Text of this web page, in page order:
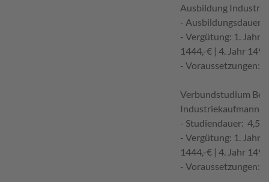
Ausbildung
- Ausbildungsdauer:
- Vergütung: 1. Jahr
1444,-€ | 4. Jahr
- Voraussetzungen:
Verbundstudium
Industriekaufmann
- Studiendauer: 4,5
- Vergütung: 1. Jahr
1444,-€ | 4. Jahr
- Voraussetzungen: